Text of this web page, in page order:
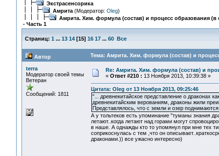
Экстрасенсорика
Амрита(Модератор: Oleg)
Амрита. Хим. формула (состав) и процесс образования (в
- Часть 1
Страниц: 1 ... 13 14[15] 16 17 ... 60 Все
Автор Тема: Амрита. Хим. формула (состав) и
terra
Модератор своей темы
Ветеран
Сообщений: 1811
Re: Амрита. Хим. формула (состав) и
« Ответ #210 : 13 Ноября 2013, 10:39:38 »
Цитата: Oleg от 13 Ноября 2013, 09:25:46
"... древнекитайское представление о драконах
древнекитайским верованиям, драконы жили
Представлялось, что с земли и озер
А у тольтеков есть упоминание "туманы знания
летают..когда летают над горами могут
в наше. А однажды кто то упомянул при мне тех
соприкоснулась с тем ,что он
драконами.)) все ужасно интересно)